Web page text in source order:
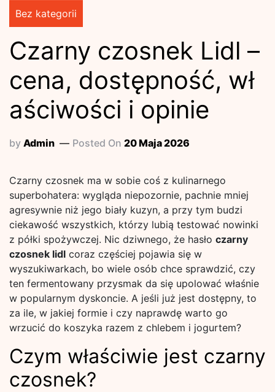
Bez kategorii
Czarny czosnek Lidl –
cena, dostępność, wł
aściwości i opinie
by Admin Posted On 20 Maja 2026
Czarny czosnek ma w sobie coś z kulinarnego
superbohatera: wygląda niepozornie, pachnie mniej
agresywnie niż jego biały kuzyn, a przy tym budzi
ciekawość wszystkich, którzy lubią testować nowinki
z półki spożywczej. Nic dziwnego, że hasło czarny
czosnek lidl coraz częściej pojawia się w
wyszukiwarkach, bo wiele osób chce sprawdzić, czy
ten fermentowany przysmak da się upolować właśnie
w popularnym dyskoncie. A jeśli już jest dostępny, to
za ile, w jakiej formie i czy naprawdę warto go
wrzucić do koszyka razem z chlebem i jogurtem?
Czym właściwie jest czarny
czosnek?